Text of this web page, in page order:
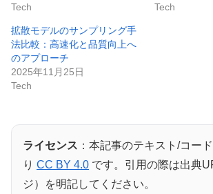
Tech
Tech
拡散モデルのサンプリング手
法比較：高速化と品質向上へ
のアプローチ
2025年11月25日
Tech
ライセンス ：本記事のテキスト/コー
り CC BY 4.0 です。引用の際は出典
ジ）を明記してください。